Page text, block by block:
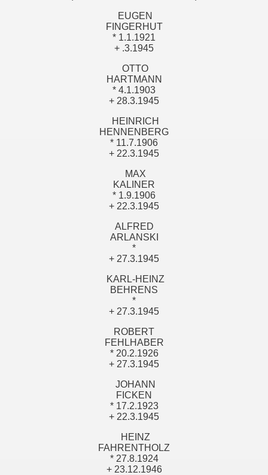
EUGEN
FINGERHUT
* 1.1.1921
+ .3.1945
OTTO
HARTMANN
* 4.1.1903
+ 28.3.1945
HEINRICH
HENNENBERG
* 11.7.1906
+ 22.3.1945
MAX
KALINER
* 1.9.1906
+ 22.3.1945
ALFRED
ARLANSKI
*
+ 27.3.1945
KARL-HEINZ
BEHRENS
*
+ 27.3.1945
ROBERT
FEHLHABER
* 20.2.1926
+ 27.3.1945
JOHANN
FICKEN
* 17.2.1923
+ 22.3.1945
HEINZ
FAHRENTHOLZ
* 27.8.1924
+ 23.12.1946